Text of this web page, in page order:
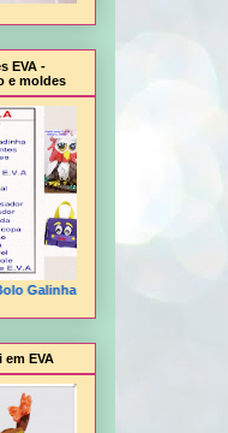
EVA -
e moldes
Pintadinha, Cesta flor,
EVA